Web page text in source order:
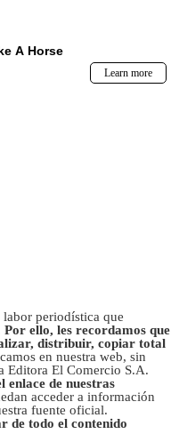
periodística que
Por ello, les recordamos que
distribuir, copiar total
en nuestra web, sin
Editora El Comercio S.A.
de nuestras
acceder a información
fuente oficial.
de todo el contenido